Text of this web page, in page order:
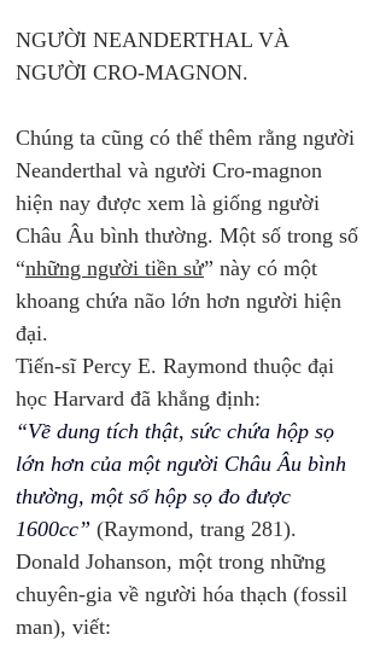
NGƯỜI NEANDERTHAL VÀ
NGƯỜI CRO-MAGNON.
Chúng ta cũng có thể thêm rằng người
Neanderthal và người Cro-magnon
hiện nay được xem là giống người
Châu Âu bình thường. Một số trong số
“những người tiền sử” này có một
khoang chứa não lớn hơn người hiện
đại.
Tiến-sĩ Percy E. Raymond thuộc đại
học Harvard đã khẳng định:
“Về dung tích thật, sức chứa hộp sọ
lớn hơn của một người Châu Âu bình
thường, một số hộp sọ đo được
1600cc” (Raymond, trang 281).
Donald Johanson, một trong những
chuyên-gia về người hóa thạch (fossil
man), viết: